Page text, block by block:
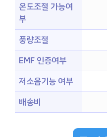
온도조절 가능여
부
풍량조절
EMF 인증여부
저소음기능 여부
배송비